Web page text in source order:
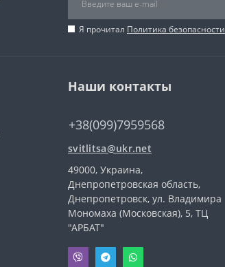
Я прочитал Политика безопасности
Наши контакты
+38(099)7959568
svitlitsa@ukr.net
49000, Украина,
Днепропетровская область,
Днепропетровск, ул. Владимира
Мономаха (Московская), 5, ТЦ
"АРБАТ"